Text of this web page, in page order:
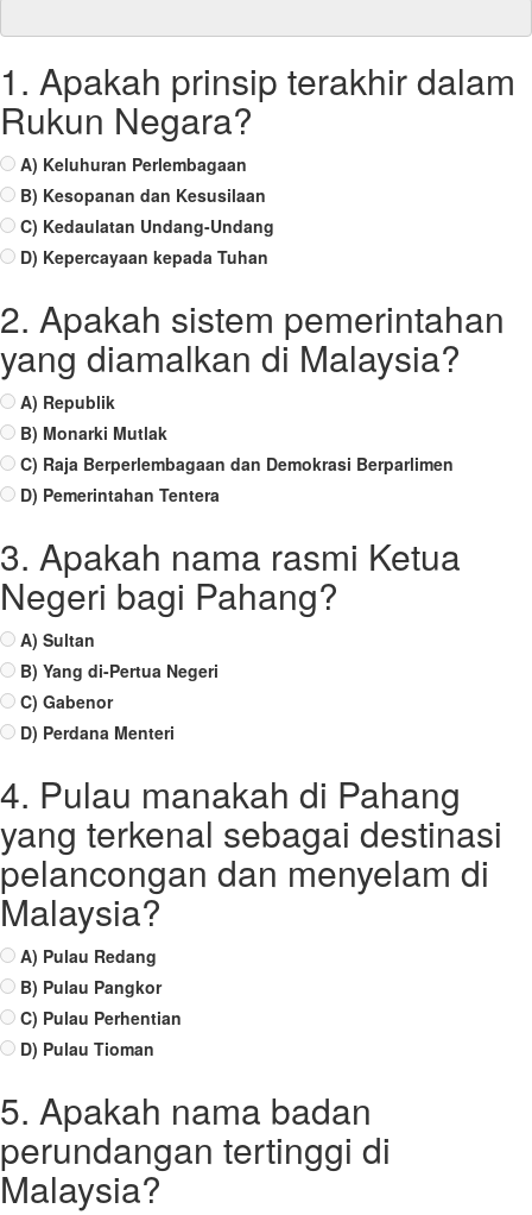
1. Apakah prinsip terakhir dalam
Rukun Negara?
A) Keluhuran Perlembagaan
B) Kesopanan dan Kesusilaan
C) Kedaulatan Undang-Undang
D) Kepercayaan kepada Tuhan
2. Apakah sistem pemerintahan
yang diamalkan di Malaysia?
A) Republik
B) Monarki Mutlak
C) Raja Berperlembagaan dan Demokrasi Berparlimen
D) Pemerintahan Tentera
3. Apakah nama rasmi Ketua
Negeri bagi Pahang?
A) Sultan
B) Yang di-Pertua Negeri
C) Gabenor
D) Perdana Menteri
4. Pulau manakah di Pahang
yang terkenal sebagai destinasi
pelancongan dan menyelam di
Malaysia?
A) Pulau Redang
B) Pulau Pangkor
C) Pulau Perhentian
D) Pulau Tioman
5. Apakah nama badan
perundangan tertinggi di
Malaysia?